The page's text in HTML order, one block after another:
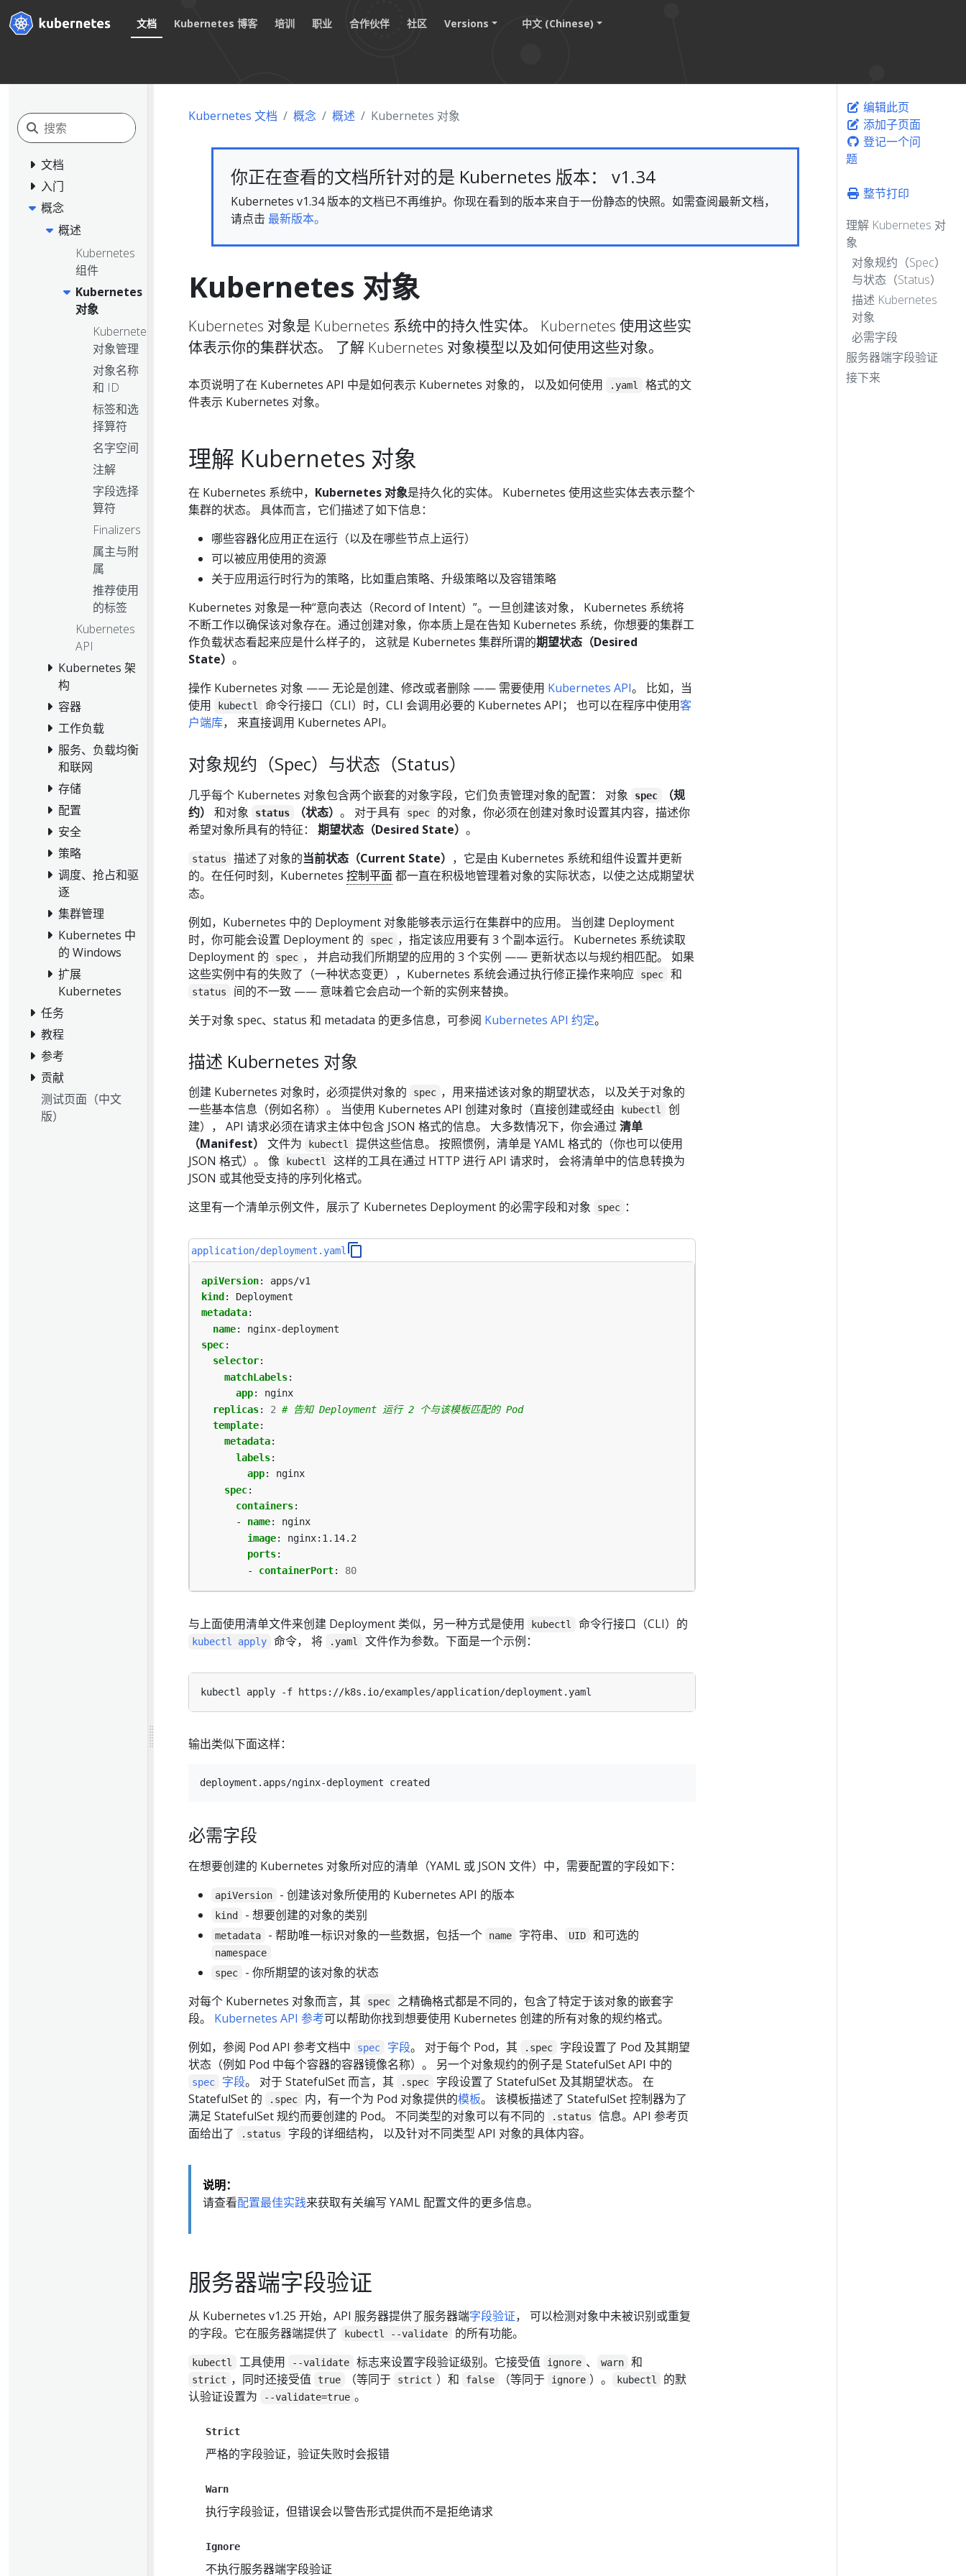
文档 Kubernetes 博客 培训 职业 合作伙伴 社区 Versions 中文 (Chinese)
文档
入门
概念
概述
Kubernetes
组件
Kubernetes
对象
Kubernetes
对象管理
对象名称
和 ID
标签和选
择算符
名字空间
注解
字段选择
算符
Finalizers
属主与附
属
推荐使用
的标签
Kubernetes
API
Kubernetes 架
构
容器
工作负载
服务、负载均衡
和联网
存储
配置
安全
策略
调度、抢占和驱
逐
集群管理
Kubernetes 中
的 Windows
扩展
Kubernetes
任务
教程
参考
贡献
测试页面（中文
版）
Kubernetes 文档 概念 概述 Kubernetes 对象
你正在查看的文档所针对的是 Kubernetes 版本： v1.34
Kubernetes v1.34 版本的文档已不再维护。你现在看到的版本来自于一份静态的快照。如需查阅最新文档，
请点击 最新版本。
Kubernetes 对象
Kubernetes 对象是 Kubernetes 系统中的持久性实体。 Kubernetes 使用这些实
体表示你的集群状态。 了解 Kubernetes 对象模型以及如何使用这些对象。
本页说明了在 Kubernetes API 中是如何表示 Kubernetes 对象的， 以及如何使用 .yaml
格式的文
件表示 Kubernetes 对象。
理解 Kubernetes 对象
在 Kubernetes 系统中， Kubernetes 对象是持久化的实体。 Kubernetes 使用这些实体去表示整个
集群的状态。 具体而言，它们描述了如下信息：
哪些容器化应用正在运行（以及在哪些节点上运行）
可以被应用使用的资源
关于应用运行时行为的策略，比如重启策略、升级策略以及容错策略
Kubernetes 对象是一种“意向表达（Record of Intent）”。一旦创建该对象， Kubernetes 系统将
不断工作以确保该对象存在。通过创建对象，你本质上是在告知 Kubernetes 系统，你想要的集群工
作负载状态看起来应是什么样子的， 这就是 Kubernetes 集群所谓的期望状态（Desired
State） 。
操作 Kubernetes 对象 —— 无论是创建、修改或者删除 —— 需要使用 Kubernetes API。 比如，当
使用
kubectl 命令行接口（CLI）时，CLI 会调用必要的 Kubernetes API； 也可以在程序中使用客
户端库， 来直接调用 Kubernetes API。
对象规约（Spec）与状态（Status）
几乎每个 Kubernetes 对象包含两个嵌套的对象字段，它们负责管理对象的配置： 对象 spec
（规
约）
和对象 status （状态） 。 对于具有 spec
的对象，你必须在创建对象时设置其内容，描述你
希望对象所具有的特征： 期望状态（Desired State） 。
status 描述了对象的当前状态（Current State） ，它是由 Kubernetes 系统和组件设置并更新
的。在任何时刻，Kubernetes 控制平面都一直在积极地管理着对象的实际状态，以使之达成期望状
态。
例如，Kubernetes 中的 Deployment 对象能够表示运行在集群中的应用。 当创建 Deployment
时，你可能会设置 Deployment 的
spec ，指定该应用要有 3 个副本运行。 Kubernetes 系统读取
Deployment 的
spec ， 并启动我们所期望的应用的 3 个实例 —— 更新状态以与规约相匹配。 如果
这些实例中有的失败了（一种状态变更），Kubernetes 系统会通过执行修正操作来响应
spec 和
status
间的不一致 —— 意味着它会启动一个新的实例来替换。
关于对象 spec、status 和 metadata 的更多信息，可参阅 Kubernetes API 约定。
描述 Kubernetes 对象
创建 Kubernetes 对象时，必须提供对象的 spec ，用来描述该对象的期望状态， 以及关于对象的
一些基本信息（例如名称）。 当使用 Kubernetes API 创建对象时（直接创建或经由
kubectl
创
建）， API 请求必须在请求主体中包含 JSON 格式的信息。 大多数情况下，你会通过 清单
（Manifest）
文件为 kubectl
提供这些信息。 按照惯例，清单是 YAML 格式的（你也可以使用
JSON 格式）。 像
kubectl
这样的工具在通过 HTTP 进行 API 请求时， 会将清单中的信息转换为
JSON 或其他受支持的序列化格式。
这里有一个清单示例文件，展示了 Kubernetes Deployment 的必需字段和对象
spec ：
application/deployment.yaml
apiVersion:
apps/v1
kind :
Deployment
metadata:
name:
nginx-deployment
spec:
selector:
matchLabels:
app:
nginx
replicas: 2 # 告知 Deployment 运行 2 个与该模板匹配的 Pod
template:
metadata:
labels:
app:
nginx
spec:
containers:
- name:
nginx
image:
nginx:1.14.2
ports:
- containerPort: 80
与上面使用清单文件来创建 Deployment 类似，另一种方式是使用 kubectl 命令行接口（CLI）的
kubectl apply 命令， 将 .yaml 文件作为参数。下面是一个示例：
输出类似下面这样：
必需字段
在想要创建的 Kubernetes 对象所对应的清单（YAML 或 JSON 文件）中，需要配置的字段如下：
apiVersion - 创建该对象所使用的 Kubernetes API 的版本
kind - 想要创建的对象的类别
metadata - 帮助唯一标识对象的一些数据，包括一个 name 字符串、 UID 和可选的
namespace
spec
- 你所期望的该对象的状态
对每个 Kubernetes 对象而言，其
spec
之精确格式都是不同的，包含了特定于该对象的嵌套字
段。 Kubernetes API 参考可以帮助你找到想要使用 Kubernetes 创建的所有对象的规约格式。
例如，参阅 Pod API 参考文档中
spec 字段。 对于每个 Pod，其 .spec
字段设置了 Pod 及其期望
状态（例如 Pod 中每个容器的容器镜像名称）。 另一个对象规约的例子是 StatefulSet API 中的
spec 字段。 对于 StatefulSet 而言，其 .spec
字段设置了 StatefulSet 及其期望状态。 在
StatefulSet 的
.spec 内，有一个为 Pod 对象提供的模板。 该模板描述了 StatefulSet 控制器为了
满足 StatefulSet 规约而要创建的 Pod。 不同类型的对象可以有不同的
.status
信息。API 参考页
面给出了
.status 字段的详细结构， 以及针对不同类型 API 对象的具体内容。
说明：
请查看配置最佳实践来获取有关编写 YAML 配置文件的更多信息。
服务器端字段验证
从 Kubernetes v1.25 开始，API 服务器提供了服务器端字段验证， 可以检测对象中未被识别或重复
的字段。它在服务器端提供了
kubectl --validate 的所有功能。
kubectl 工具使用 --validate 标志来设置字段验证级别。它接受值 ignore 、 warn 和
strict ，同时还接受值 true （等同于 strict ）和 false （等同于 ignore ）。 kubectl
的默
认验证设置为
--validate=true 。
Strict
严格的字段验证，验证失败时会报错
Warn
执行字段验证，但错误会以警告形式提供而不是拒绝请求
Ignore
不执行服务器端字段验证
编辑此页
添加子页面
登记一个问
题
整节打印
理解 Kubernetes 对
象
对象规约（Spec）
与状态（Status）
描述 Kubernetes
对象
必需字段
服务器端字段验证
接下来